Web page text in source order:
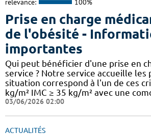
relevance: 100%
Prise en charge
de l'obésité -
importantes
Qui peut bénéficier d'une prise en
service ? Notre service accueille les
situation correspond à l'un de ces
kg/m² IMC ≥ 35 kg/m² avec une
03/06/2026 02:00
ACTUALITÉS